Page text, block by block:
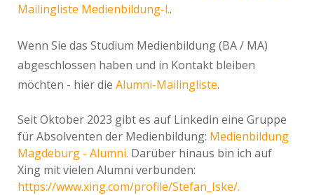
Mailingliste Medienbildung-l..
Wenn Sie das Studium Medienbildung (BA / MA)
abgeschlossen haben und in Kontakt bleiben
möchten - hier die Alumni-Mailingliste.
Seit Oktober 2023 gibt es auf Linkedin eine Gruppe
für Absolventen der Medienbildung: Medienbildung
Magdeburg - Alumni. Darüber hinaus bin ich auf
Xing mit vielen Alumni verbunden:
https://www.xing.com/profile/Stefan_Iske/.